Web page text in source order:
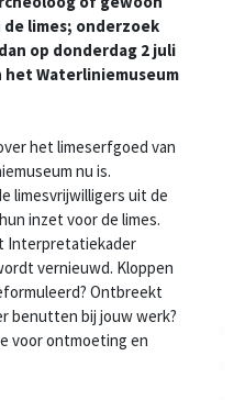
limes; onderzoek
op donderdag 2 juli
het Waterliniemuseum
het limeserfgoed van
nu is.
limesvrijwilligers uit de
inzet voor de limes.
Interpretatiekader
vernieuwd. Kloppen
Ontbreekt
benutten bij jouw werk?
voor ontmoeting en